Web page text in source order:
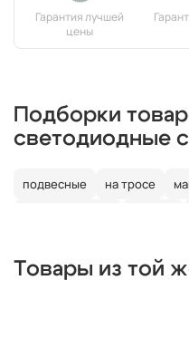
Подборки
светодиодные
подвесные на тросе
плоские
белые ip67
Товары из той